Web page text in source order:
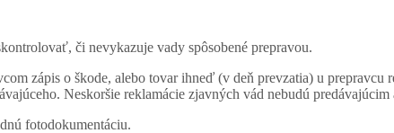
či nevykazuje vady spôsobené prepravou.
zápis o škode, alebo tovar ihneď (v deň prevzatia) u prepravcu
Neskoršie reklamácie zjavných vád nebudú predávajúcim
fotodokumentáciu.